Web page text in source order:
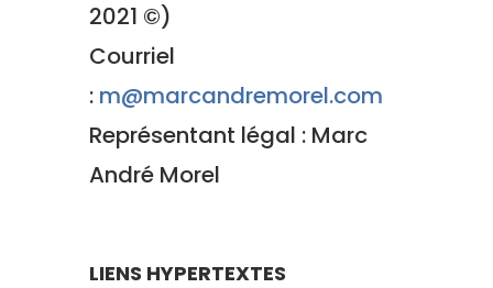
2021 ©)
Courriel
: m@marcandremorel.com
Représentant légal : Marc
André Morel
LIENS HYPERTEXTES